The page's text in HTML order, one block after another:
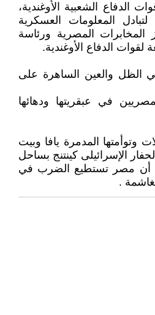
الدفاع الشعبية الأوغندية،
المعلومات العسكرية
المخابرات المصرية ورئاسة
لقوات الدفاع الأوغندية.
الظل والعين الساهرة على
في عبقريتها ودهائها
وتوأمتها المدمرة يافا وبيت
الإسرائيلى كينتنج بساحل
أن مصر تستطيع الضرب في
.